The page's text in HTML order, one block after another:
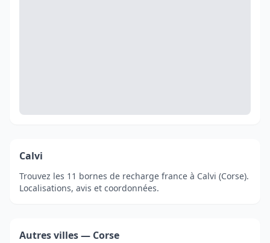
Calvi
Trouvez les 11 bornes de recharge france à Calvi (Corse).
Localisations, avis et coordonnées.
Autres villes — Corse